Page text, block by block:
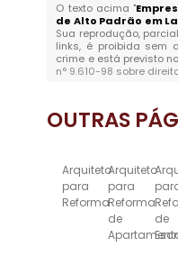
O texto acima "
de Alto Padrão em
Sua reprodução,
links, é proibida sem
crime e está previsto
n° 9.610-98 sobre
OUTRAS
Arquiteto
para
Reforma
Arquiteto
para
Reforma
de
de